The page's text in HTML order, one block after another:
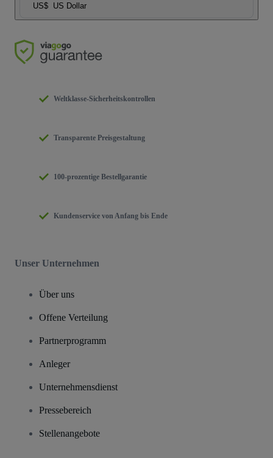
US$ US Dollar
Weltklasse-Sicherheitskontrollen
Transparente Preisgestaltung
100-prozentige Bestellgarantie
Kundenservice von Anfang bis Ende
Unser Unternehmen
Über uns
Offene Verteilung
Partnerprogramm
Anleger
Unternehmensdienst
Pressebereich
Stellenangebote